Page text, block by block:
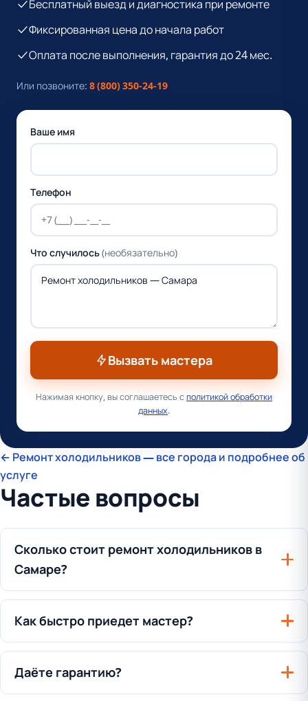
Бесплатный выезд и диагностика при ремонте
Фиксированная цена до начала работ
Оплата после выполнения, гарантия до 24 мес.
Или позвоните: 8 (800) 350-24-19
Ваше имя
Телефон
Что случилось(необязательно)
Вызвать мастера
Нажимая кнопку, вы соглашаетесь сполитикой обработки
данных.
← Ремонт холодильников — все города и подробнее об
услуге
Частые вопросы
Сколько стоит ремонт холодильников в
Самаре?
Как быстро приедет мастер?
Даёте гарантию?